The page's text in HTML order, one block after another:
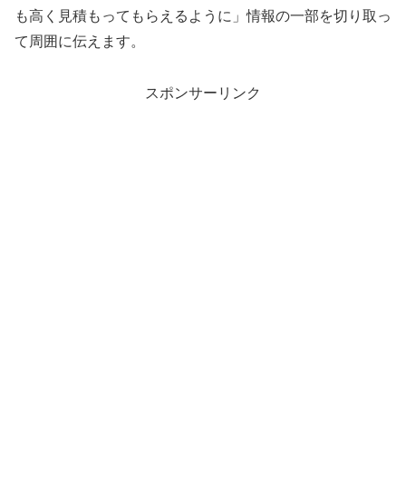
も高く見積もってもらえるように」情報の一部を切り取っ
て周囲に伝えます。
スポンサーリンク